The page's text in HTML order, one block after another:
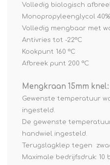
Volledig biologisch
Monopropyleenglycol 40%
Volledig mengbaar met
Antivries tot -22°C
Kookpunt 160 °C
Afbreek punt 200 °C
Mengkraan 15mm knel:
Gewenste temperatuur
ingesteld.
De gewenste
handwiel ingesteld.
Terugslagklep tegen
Maximale bedrijfsdruk: 10